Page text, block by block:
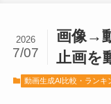
画像→
止画を
2026
7/07
動画生成AI比較・ランキ